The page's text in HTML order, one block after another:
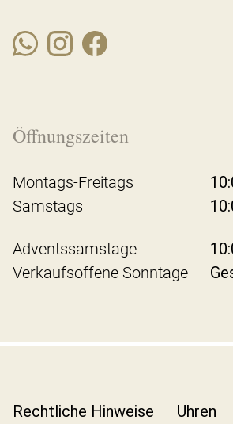
Öffnungszeiten
Montags-Freitags
Samstags
Adventssamstage
Verkaufsoffene Sonntage
Rechtliche Hinweise
Uhren